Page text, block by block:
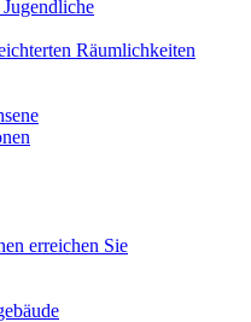
Räumlichkeiten
erreichen Sie